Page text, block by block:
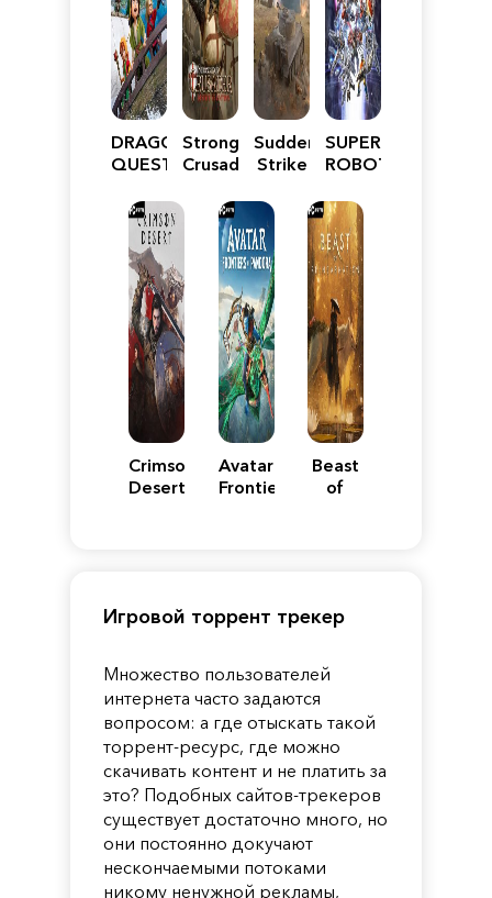
DRAGON
QUEST
Reimagined
Stronghold
Crusader:
Edition
Sudden
Strike
SUPER
ROBOT
Y
Crimson
Desert
Avatar:
Frontiers
Beast
of
Игровой торрент трекер
Множество пользователей
интернета часто задаются
вопросом: а где отыскать такой
торрент-ресурс, где можно
скачивать контент и не платить за
это? Подобных сайтов-трекеров
существует достаточно много, но
они постоянно докучают
нескончаемыми потоками
никому ненужной рекламы,